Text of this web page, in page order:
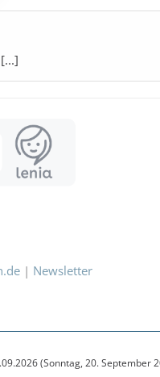
| Newsletter
(Sonntag, 20. September